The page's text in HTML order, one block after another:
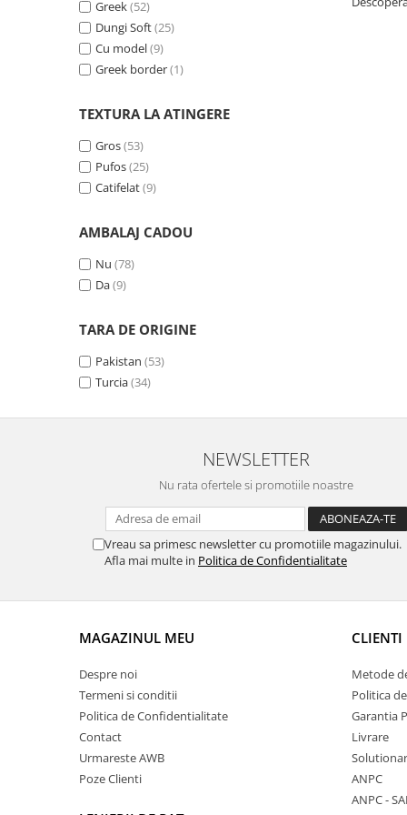
Greek(52)
Dungi Soft(25)
Cu model(9)
Greek border(1)
TEXTURA LA ATINGERE
Gros(53)
Pufos(25)
Catifelat(9)
AMBALAJ CADOU
Nu (78)
Da(9)
TARA DE ORIGINE
Pakistan (53)
Turcia(34)
NEWSLETTER
Nu rata ofertele si promotiile noastre
Vreau sa primesc newsletter cu promotiile magazinului.
Afla mai multe in Politica de Confidentialitate
MAGAZINUL MEU
Despre noi
Termeni si conditii
Politica de Confidentialitate
Contact
Urmareste AWB
Poze Clienti
CLIENTI
Metode
Politica
Garantia
Livrare
ANPC
ANPC -